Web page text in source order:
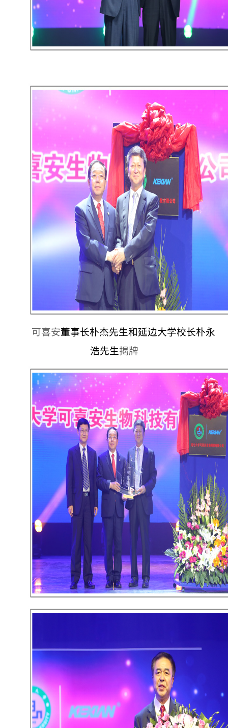
可喜安董事长朴杰先生和延边大学校长朴永
浩先生揭牌